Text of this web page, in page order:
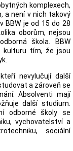
komplexech,
a není v nich takový
BBW je od 15 do 28
oborům, nejsou
škola. BBW
kulturu tím, že jsou
nevylučují další
a zároveň se
Absolventi mají
další studium.
odborné školy se
vychovatelství a
sociální